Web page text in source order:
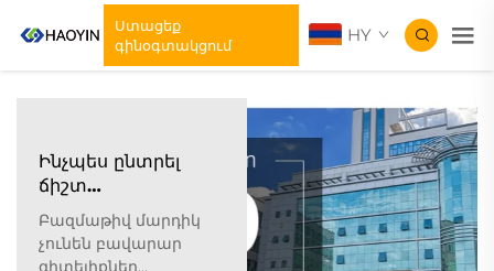
Ստացեք
գինօգտակցում
HY
Ինչպես ընտրել
ճիշտ
ջերմափոխանցման
նյութերի
մասնագետագրության
Բազմաթիվ մարդիկ
չունեն բավարար
գիտելիքներ